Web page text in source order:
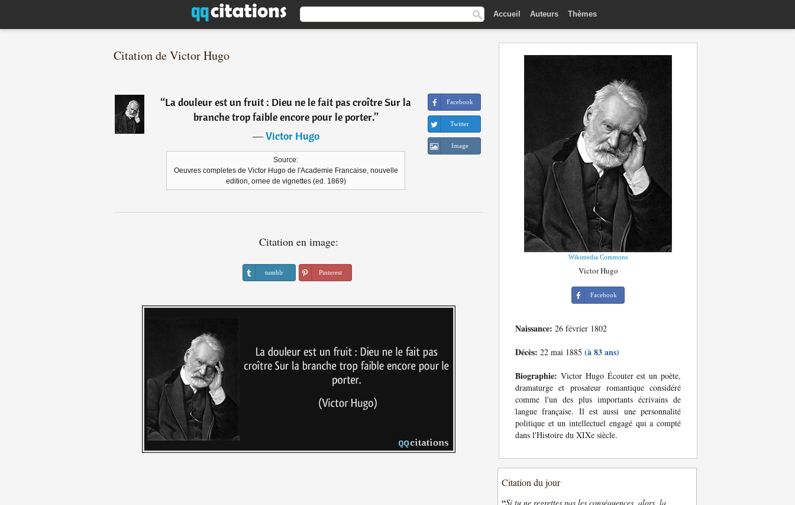
Accueil Auteurs Thèmes
Citation de Victor Hugo
“La douleur est un fruit : Dieu ne le fait pas croître Sur la
branche trop faible encore pour le porter.”
―Victor Hugo
Source:
Oeuvres completes de Victor Hugo de l'Academie Francaise, nouvelle
edition, ornee de vignettes (ed. 1869)
Facebook
Twitter
Image
Citation en image:
tumblr Pinterest
Wikimedia Commons
Victor Hugo
Facebook
Naissance: 26 février 1802
Décès: 22 mai 1885 (à 83 ans)
Biographie: Victor Hugo Écouter est un poète,
dramaturge et prosateur romantique considéré
comme l'un des plus importants écrivains de
langue française. Il est aussi une personnalité
politique et un intellectuel engagé qui a compté
dans l'Histoire du XIXe siècle.
Citation du jour
“Si tu ne regrettes pas les conséquences, alors, la